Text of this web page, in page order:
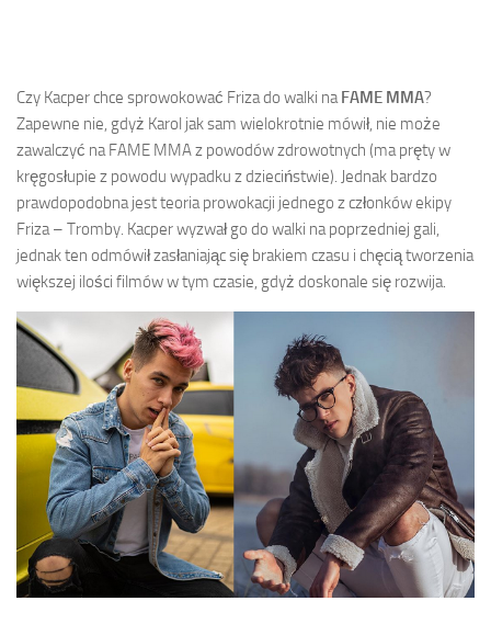
Czy Kacper chce sprowokować Friza do walki naFAME MMA?
Zapewne nie, gdyż Karol jak sam wielokrotnie mówił, nie może
zawalczyć na FAME MMA z powodów zdrowotnych (ma pręty w
kręgosłupie z powodu wypadku z dzieciństwie). Jednak bardzo
prawdopodobna jest teoria prowokacji jednego z członków ekipy
Friza – Tromby. Kacper wyzwał go do walki na poprzedniej gali,
jednak ten odmówił zasłaniając się brakiem czasu i chęcią tworzenia
większej ilości filmów w tym czasie, gdyż doskonale się rozwija.